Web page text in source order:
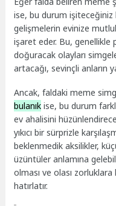
ise, bu durum işiteceğiniz
gelişmelerin evinize
işaret eder. Bu,
doğuracak olayları
artacağı, sevinçli anların
Ancak, faldaki meme
bulanık ise, bu durum
ev ahalisini
yıkıcı bir sürprizle
beklenmedik aksilikler,
üzüntüler anlamına
olması ve olası zorluklara
hatırlatır.